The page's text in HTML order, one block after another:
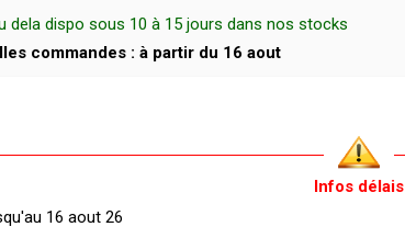
dela dispo sous 10 à 15 jours dans nos stocks
commandes : à partir du 16 aout
Infos délais
16 aout 26